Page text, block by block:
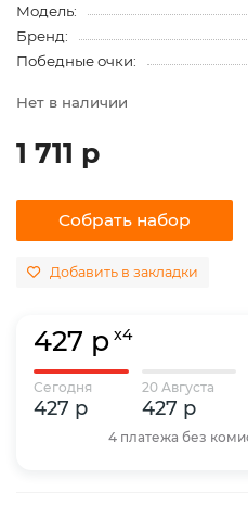
Модель:
Бренд:
Победные очки:
Нет в наличии
1 711 р
Собрать набор
Добавить в закладки
427 р x4
Сегодня
427 р
20 Августа
427 р
4 платежа без